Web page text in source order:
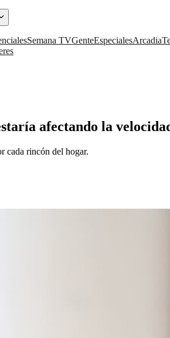
Semana TVGenteEspecialesArcadia
afectando la
cada rincón del hogar.